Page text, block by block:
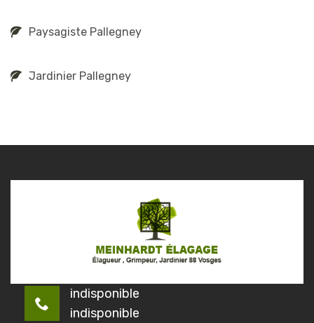
Paysagiste Pallegney
Jardinier Pallegney
indisponible
indisponible